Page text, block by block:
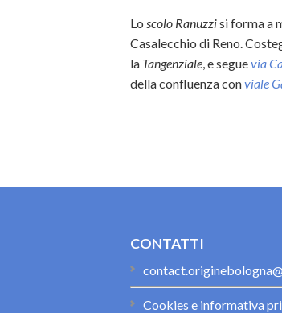
Lo scolo Ranuzzisi forma a
Casalecchio di Reno.
la Tangenziale, e seguevia
della confluenza conviale
CONTATTI
Cookies e informativa